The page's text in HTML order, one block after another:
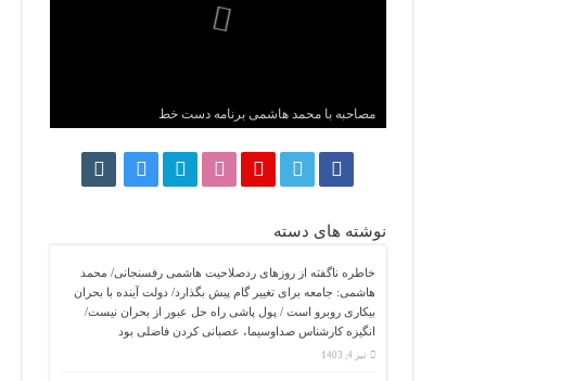
مصاحبه با محمد هاشمی برنامه دست خط
سخنی با رئیس رسانه کودکی
ناگفته های محمد هاشمی درباره آیت الله هاشمی
رفسنجانی
گزارش کامل ثبت نام محمد هاشمی رفسنجانی
نوشته های دسته
خاطره ناگفته از روزهای ردصلاحیت هاشمی رفسنجانی/ محمد
هاشمی: جامعه برای تغییر گام پیش بگذارد/ دولت آینده با بحران
بیکاری روبرو است / پول پاشی راه حل عبور از بحران نیست/
انگیزه کارشناس صداوسیما، عصبانی کردن فاضلی بود
تیر 4, 1403